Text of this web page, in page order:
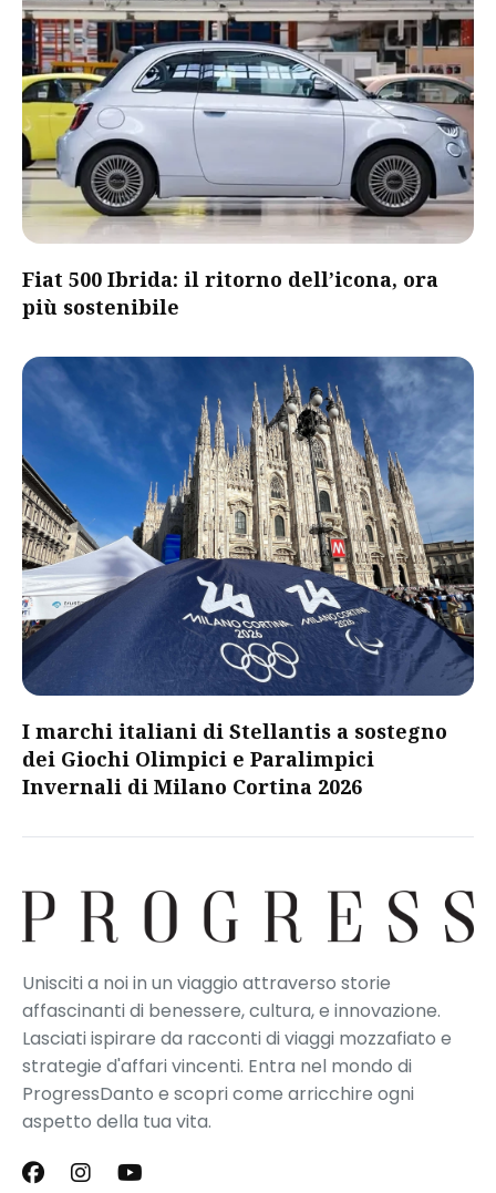
Fiat 500 Ibrida: il ritorno dell’icona, ora
più sostenibile
I marchi italiani di Stellantis a sostegno
dei Giochi Olimpici e Paralimpici
Invernali di Milano Cortina 2026
Unisciti a noi in un viaggio attraverso storie
affascinanti di benessere, cultura, e innovazione.
Lasciati ispirare da racconti di viaggi mozzafiato e
strategie d'affari vincenti. Entra nel mondo di
ProgressDanto e scopri come arricchire ogni
aspetto della tua vita.